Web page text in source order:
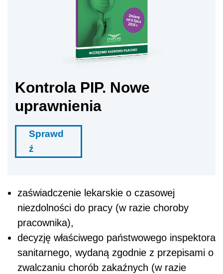
Kontrola PIP. Nowe
uprawnienia
Sprawd
ź
zaświadczenie lekarskie o czasowej
niezdolności do pracy (w razie choroby
pracownika),
decyzję właściwego państwowego inspektora
sanitarnego, wydaną zgodnie z przepisami o
zwalczaniu chorób zakaźnych (w razie